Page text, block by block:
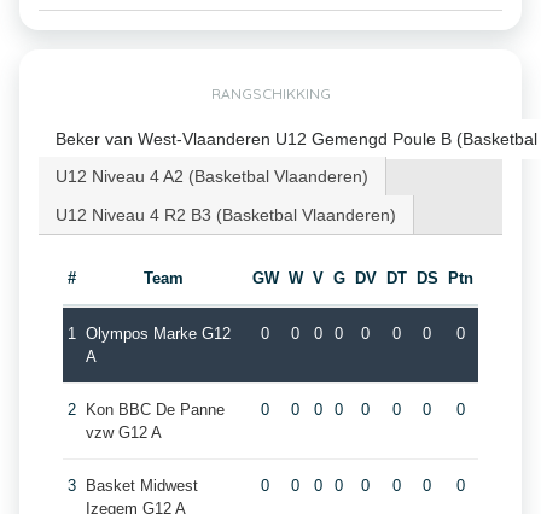
RANGSCHIKKING
Beker van West-Vlaanderen U12 Gemengd Poule B
U12 Niveau 4 A2 (Basketbal Vlaanderen)
U12 Niveau 4 R2 B3 (Basketbal Vlaanderen)
# Team GW W V G DV DT DS Ptn
1 Olympos Marke G12
A
0 0 0 0 0 0 0 0
2
Kon BBC De Panne
vzw G12 A
0 0 0 0 0 0 0 0
3
Basket Midwest
Izegem G12 A
0 0 0 0 0 0 0 0